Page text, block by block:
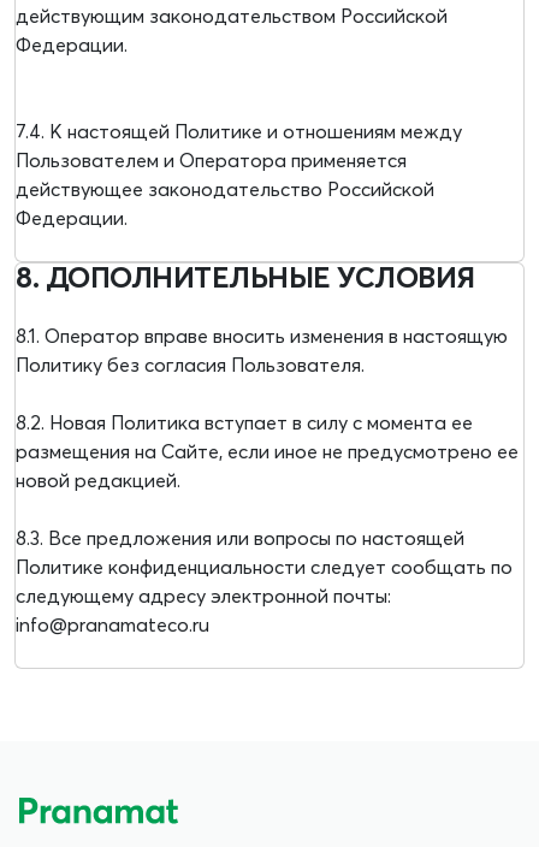
действующим законодательством Российской
Федерации.
7.4. К настоящей Политике и отношениям между
Пользователем и Оператора применяется
действующее законодательство Российской
Федерации.
8. ДОПОЛНИТЕЛЬНЫЕ УСЛОВИЯ
8.1. Оператор вправе вносить изменения в настоящую
Политику без согласия Пользователя.
8.2. Новая Политика вступает в силу с момента ее
размещения на Сайте, если иное не предусмотрено ее
новой редакцией.
8.3. Все предложения или вопросы по настоящей
Политике конфиденциальности следует сообщать по
следующему адресу электронной почты:
info@pranamateco.ru